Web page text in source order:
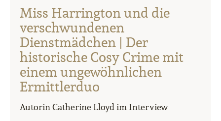
Miss Harrington und die
verschwundenen
Dienstmädchen | Der
historische Cosy Crime mit
einem ungewöhnlichen
Ermittlerduo
Autorin Catherine Lloyd im Interview